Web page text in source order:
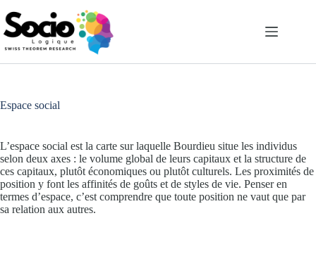
au
contenu
Espace social
L’espace social est la carte sur laquelle Bourdieu situe les individus
selon deux axes : le volume global de leurs capitaux et la structure de
ces capitaux, plutôt économiques ou plutôt culturels. Les proximités de
position y font les affinités de goûts et de styles de vie. Penser en
termes d’espace, c’est comprendre que toute position ne vaut que par
sa relation aux autres.